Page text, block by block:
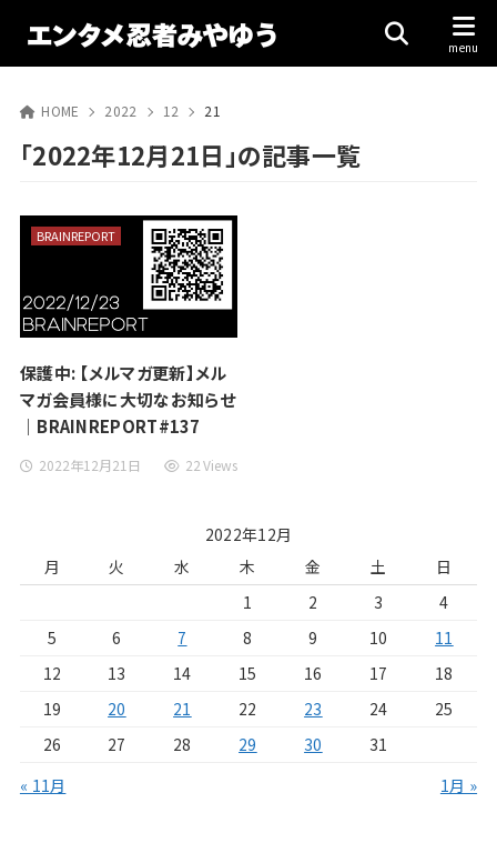
HOME 2022 12 21
「2022年12月21日」の記事一覧
保護中: 【メルマガ更新】メル
マガ会員様に大切なお知らせ
｜BRAINREPORT#137
2022年12月21日
BRAINREPORT
22 Views
2022年12月
月
火 水 木 金 土
日
1
2 3
4
5
6 7 8 9 10
11
12
13 14 15 16 17
18
19
20 21 22 23 24
25
26
27 28 29 30
31
« 11月
1月 »